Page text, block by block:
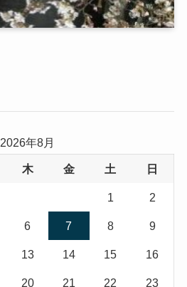
2026年8月
木 金 土 日
1 2
6 7 8 9
13 14 15 16
20 21 22 23